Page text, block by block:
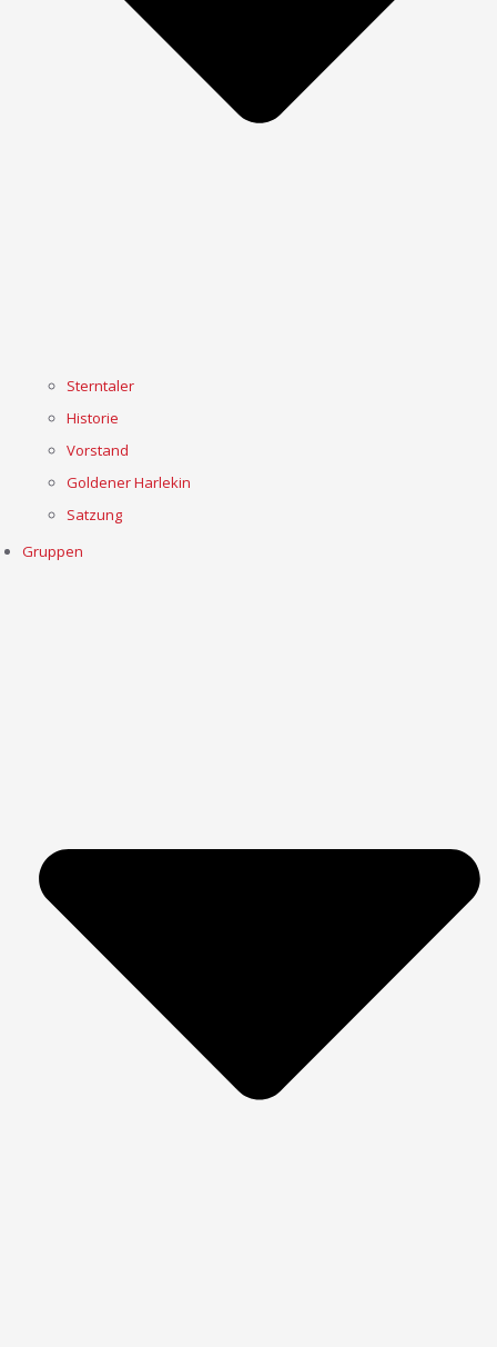
Sterntaler
Historie
Vorstand
Goldener Harlekin
Satzung
Gruppen